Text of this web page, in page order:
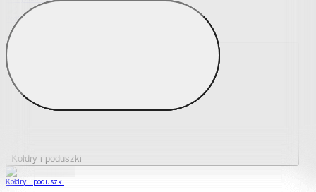
Podkładki na materace
Materace nawierzchniowe
Kołdry i poduszki
Kołdry i poduszki